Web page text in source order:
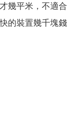
幾平米，不適合
的裝置幾千塊錢